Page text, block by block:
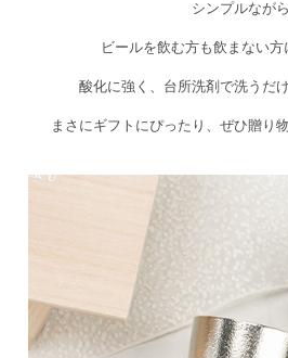
シンプルなが
ビールを飲む方も飲まない方
酸化に強く、台所洗剤で洗うだ
まさにギフトにぴったり、ぜひ贈り